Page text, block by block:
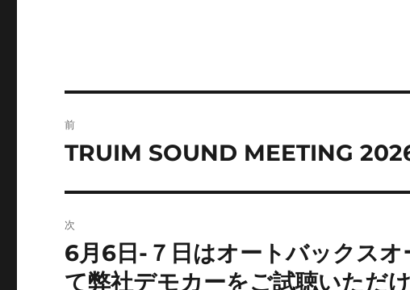
稿
ゲ
ー
前
前
投
稿:
TRUIM SOUND MEETING
次
次
の
6月6日-７日はオートバックス
て弊社デモカーをご試聴いただ